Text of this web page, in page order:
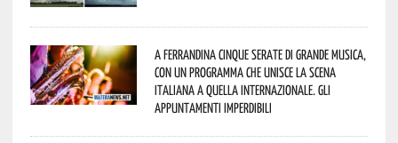
A Ferrandina cinque serate di grande musica,
con un programma che unisce la scena
italiana a quella internazionale. Gli
appuntamenti imperdibili